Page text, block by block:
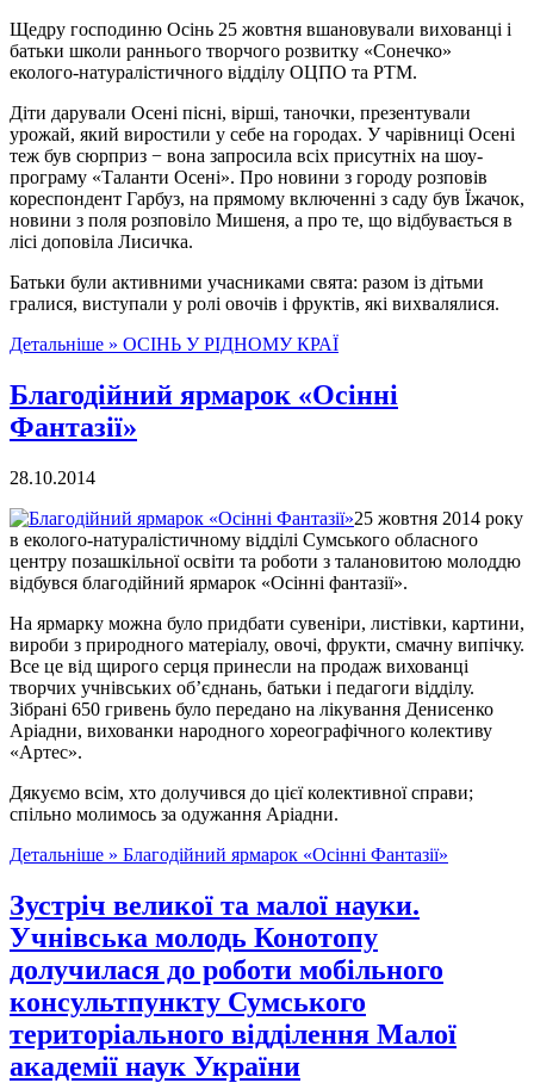
Щедру господиню Осінь 25 жовтня вшановували вихованці і
батьки школи раннього творчого розвитку «Сонечко»
еколого-натуралістичного відділу ОЦПО та РТМ.
Діти дарували Осені пісні, вірші, таночки, презентували
урожай, який виростили у себе на городах. У чарівниці Осені
теж був сюрприз − вона запросила всіх присутніх на шоу-
програму «Таланти Осені». Про новини з городу розповів
кореспондент Гарбуз, на прямому включенні з саду був Їжачок,
новини з поля розповіло Мишеня, а про те, що відбувається в
лісі доповіла Лисичка.
Батьки були активними учасниками свята: разом із дітьми
гралися, виступали у ролі овочів і фруктів, які вихвалялися.
Детальніше » ОСІНЬ У РІДНОМУ КРАЇ
Благодійний ярмарок «Осінні
Фантазії»
28.10.2014
25 жовтня 2014 року
в еколого-натуралістичному відділі Сумського обласного
центру позашкільної освіти та роботи з талановитою молоддю
відбувся благодійний ярмарок «Осінні фантазії».
На ярмарку можна було придбати сувеніри, листівки, картини,
вироби з природного матеріалу, овочі, фрукти, смачну випічку.
Все це від щирого серця принесли на продаж вихованці
творчих учнівських об’єднань, батьки і педагоги відділу.
Зібрані 650 гривень було передано на лікування Денисенко
Аріадни, вихованки народного хореографічного колективу
«Артес».
Дякуємо всім, хто долучився до цієї колективної справи;
спільно молимось за одужання Аріадни.
Детальніше » Благодійний ярмарок «Осінні Фантазії»
Зустріч великої та малої науки.
Учнівська молодь Конотопу
долучилася до роботи мобільного
консультпункту Сумського
територіального відділення Малої
академії наук України